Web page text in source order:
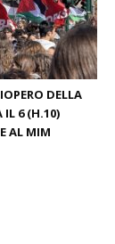
DELLA
IL 6 (H.10)
AL MIM